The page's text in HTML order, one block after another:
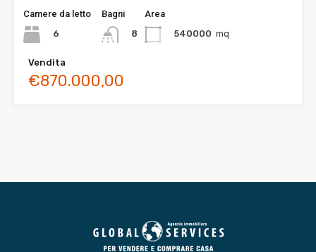
Camere da letto
6
Bagni
8
Area
540000 mq
Vendita
€870.000,00